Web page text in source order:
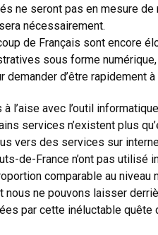
ne seront pas en mesure de
nécessairement.
de Français sont encore
sous forme
d’être rapidement à
l’aise avec l’outil informatique
services n’existent plus
vers des services sur
de-France n’ont pas utilisé
comparable au niveau
ne pouvons laisser
par cette inéluctable quête